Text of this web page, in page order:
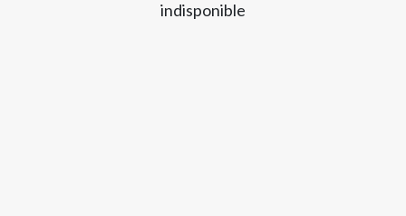
indisponible